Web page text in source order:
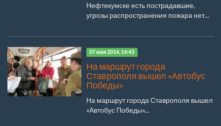
Нефтекумске есть пострадавшие,
угрозы распространения пожара нет...
07 мая 2014, 14:43
На маршрут города
Ставрополя вышел «Автобус
Победы»
На маршрут города Ставрополя вышел
«Автобус Победы»...